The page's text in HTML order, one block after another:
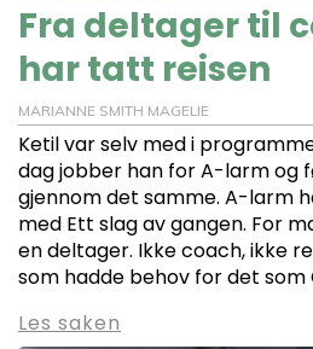
Fra deltager til
har tatt reisen
MARIANNE SMITH MAGELIE
Ketil var selv med i
dag jobber han for A-larm og
gjennom det samme. A-larm
med Ett slag av gangen. For
en deltager. Ikke coach, ikke
som hadde behov for det som
Les saken